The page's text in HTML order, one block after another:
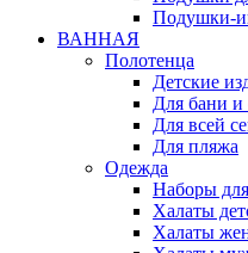
Подушки-
ВАННАЯ
Полотенца
Детские
Для бани и
Для всей
Для пляжа
Одежда
Наборы
Халаты
Халаты